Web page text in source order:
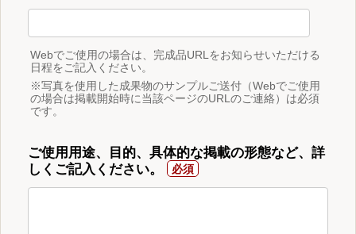
Webでご使用の場合は、完成品URLをお知らせいただける
日程をご記入ください。
※写真を使用した成果物のサンプルご送付（Webでご使用
の場合は掲載開始時に当該ページのURLのご連絡）は必須
です。
ご使用用途、目的、具体的な掲載の形態など、詳
しくご記入ください。